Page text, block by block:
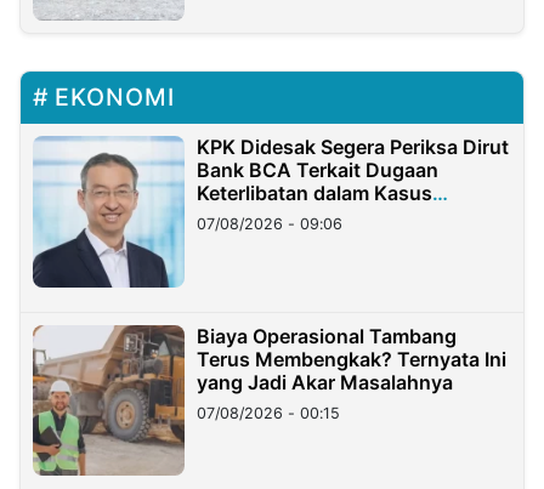
EKONOMI
KPK Didesak Segera Periksa Dirut
Bank BCA Terkait Dugaan
Keterlibatan dalam Kasus
Hilangnya Dana Nasabah Rp2,58
Miliar
07/08/2026 - 09:06
Biaya Operasional Tambang
Terus Membengkak? Ternyata Ini
yang Jadi Akar Masalahnya
07/08/2026 - 00:15